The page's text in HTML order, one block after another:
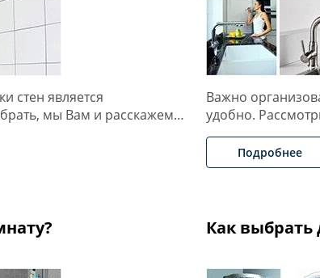
стен является
мы Вам и расскажем…
Важно
удобно.
Подробнее
Как выбрать